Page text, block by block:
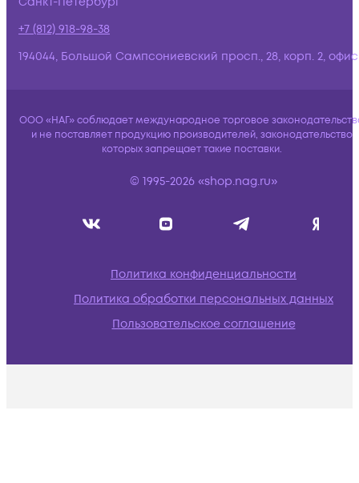
+7 (812) 918-98-38
194044, Большой Сампсониевский просп., 28, корп. 2,
ООО «НАГ» соблюдает международное торговое
и не поставляет продукцию производителей, законодательство
которых запрещает такие поставки.
© 1995-2026 «shop.nag.ru»
Политика конфиденциальности
Политика обработки персональных данных
Пользовательское соглашение